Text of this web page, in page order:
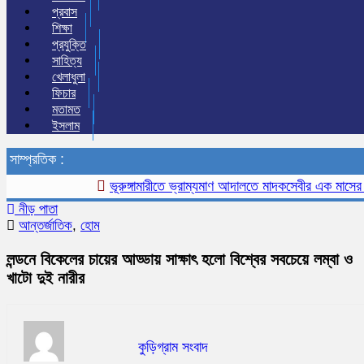
প্রবাস
শিক্ষা
প্রযুক্তি
সাহিত্য
খেলাধুলা
ফিচার
মতামত
ইসলাম
সাম্প্রতিক :
ভূরুঙ্গামারীতে ভ্রাম্যমাণ আদালতে মাদকসেবীর এক মাসের
নীড় পাতা
আন্তর্জাতিক, হোম
লন্ডনে বিকেলের চায়ের আড্ডায় সাক্ষাৎ হলো বিশ্বের সবচেয়ে লম্বা ও
খাটো দুই নারীর
কুড়িগ্রাম সংবাদ